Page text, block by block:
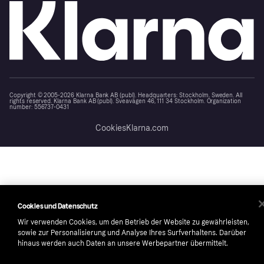
Copyright © 2005-2026 Klarna Bank AB (publ). Headquarters: Stockholm, Sweden. All
rights reserved. Klarna Bank AB (publ). Sveavägen 46, 111 34 Stockholm. Organization
number: 556737-0431
CookiesKlarna.com
Cookies und Datenschutz
Wir verwenden Cookies, um den Betrieb der Website zu gewährleisten,
sowie zur Personalisierung und Analyse Ihres Surfverhaltens. Darüber
hinaus werden auch Daten an unsere Werbepartner übermittelt.